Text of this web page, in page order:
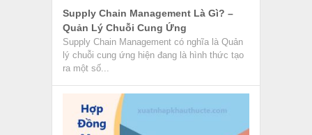
Supply Chain Management Là Gì? –
Quản Lý Chuỗi Cung Ứng
Supply Chain Management có nghĩa là Quản
lý chuỗi cung ứng hiện đang là hình thức tạo
ra một số...